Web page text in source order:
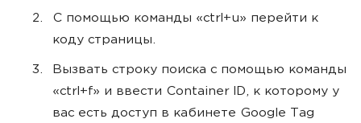
С помощью команды «ctrl+u» перейти к
коду страницы.
Вызвать строку поиска с помощью команды
«ctrl+f» и ввести Container ID, к которому у
вас есть доступ в кабинете Google Tag